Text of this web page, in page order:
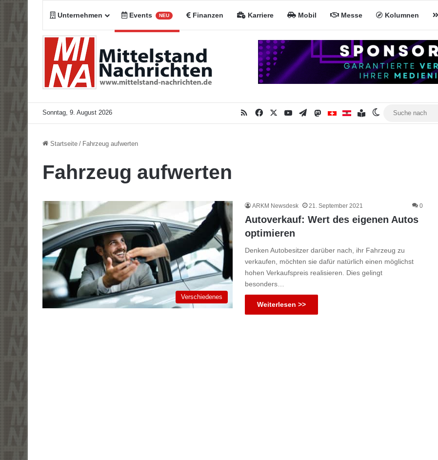
Unternehmen Events NEU Finanzen Karriere Mobil Messe Kolumnen
Sonntag, 9. August 2026 RSSFacebookYouTubeTelegramMastodonMiNa CHMiNa AT
Inhaltsverzeichnis
Skin umschalten
Startseite / Fahrzeug aufwerten
Fahrzeug aufwerten
Verschiedenes
ARKM Newsdesk 21. September 2021 0
Autoverkauf: Wert des eigenen Autos
optimieren
Denken Autobesitzer darüber nach, ihr Fahrzeug zu
verkaufen, möchten sie dafür natürlich einen möglichst
hohen Verkaufspreis realisieren. Dies gelingt
besonders…
Weiterlesen >>